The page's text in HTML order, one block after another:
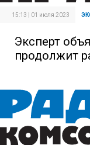
15:13 | 01 июля 2023
Эксперт
продолжит